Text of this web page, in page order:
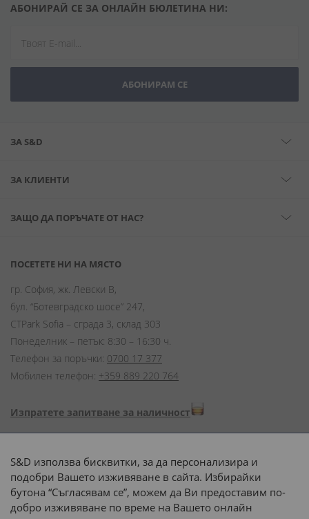
АБОНИРАЙ СЕ ЗА ОНЛАЙН БЮЛЕТИНА НИ:
АБОНИРАМ СЕ
ЗА S&D
ЗА КЛИЕНТИ
ЗАЩО ДА ПОРЪЧАТЕ ОТ НАС?
ПОСЕТЕТЕ НИ НА МЯСТО
гр. София, жк. Левски В,
бул. “Ботевградско шосе” 247,
CTPark Sofia – сграда 3, склад 303
Понеделник – петък: 8:30 – 16:30 ч.
Телефон за поръчки: 0700 17 377
Мобилен телефон: +359 889 220 764
Изпратете запитване за наличност
Начини на плащане:
S&D използва бисквитки, за да персонализира и
подобри Вашето изживяване в сайта. Избирайки
бутона “Съгласявам се”, можем да Ви предоставим по-
добро изживяване по време на Вашето онлайн